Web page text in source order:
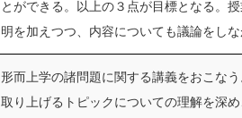
とができる。以上の３点が目標となる。
明を加えつつ、内容についても議論をし
形而上学の諸問題に関する講義をおこな
取り上げるトピックについての理解を深